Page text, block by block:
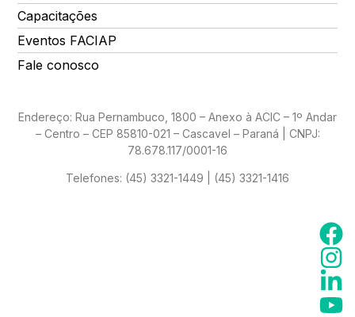
Capacitações
Eventos FACIAP
Fale conosco
Endereço: Rua Pernambuco, 1800 – Anexo à ACIC – 1º Andar
– Centro – CEP 85810-021 – Cascavel – Paraná | CNPJ:
78.678.117/0001-16
Telefones: (45) 3321-1449 | (45) 3321-1416